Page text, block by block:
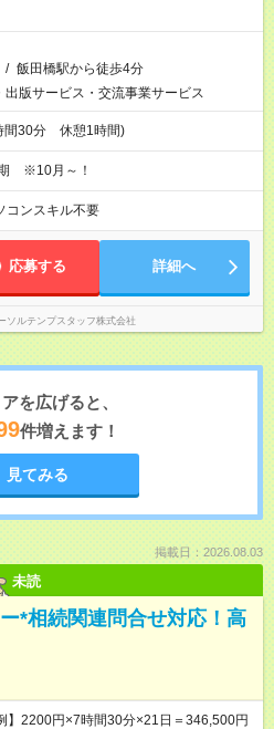
/ 飯田橋駅から徒歩4分
出版サービス・交流事業サービス
間30分 休憩1時間)
※10月～！
コンスキル不要
応募する 詳細へ
ソルテンプスタッフ株式会社
を広げると、
件増えます！
見てみる
掲載日：2026.08.03
未読
*相続関連問合せ対応！高
2200円×7時間30分×21日＝346,500円